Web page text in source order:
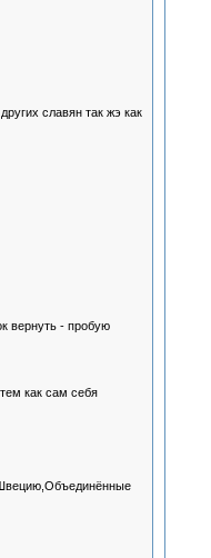
славян так жэ как
вернуть - пробую
как сам себя
Швецию,Объединённые